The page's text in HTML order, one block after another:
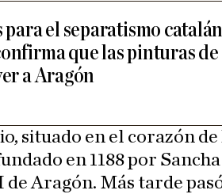
el separatismo
que las pinturas
a Aragón
situado en el corazón
en 1188 por
Aragón. Más tarde